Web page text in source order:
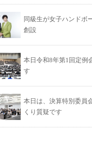
同級生が女子ハンドボ
創設
本日令和8年第1回定例
す
本日は、決算特別委員
くり質疑です